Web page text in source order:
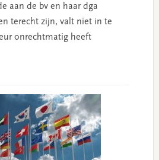
aan de bv en haar dga
terecht zijn, valt niet in te
onrechtmatig heeft